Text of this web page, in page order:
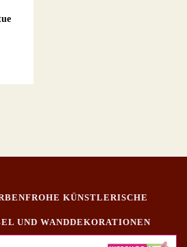
KÜNSTLERISCHE
UND WANDDEKORATIONEN